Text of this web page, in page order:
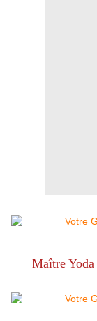
Maître Yoda